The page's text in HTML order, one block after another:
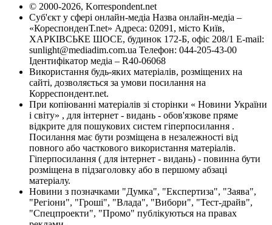
© 2000-2026, Korrespondent.net
Суб'єкт у сфері онлайн-медіа Назва онлайн-медіа –
«КореспонденТ.net» Адреса: 02091, місто Київ,
ХАРКІВСЬКЕ ШОСЕ, будинок 172-Б, офіс 208/1 E-mail:
sunlight@mediadim.com.ua Телефон: 044-205-43-00
Ідентифікатор медіа – R40-06068
Використання будь-яких матеріалів, розміщених на
сайті, дозволяється за умови посилання на
Корреспондент.net.
При копіюванні матеріалів зі сторінки « Новини України
і світу» , для інтернет - видань - обов'язкове пряме
відкрите для пошукових систем гіперпосилання .
Посилання має бути розміщена в незалежності від
повного або часткового використання матеріалів.
Гіперпосилання ( для інтернет - видань) - повинна бути
розміщена в підзаголовку або в першому абзаці
матеріалу.
Новини з позначками "Думка", "Експертиза", "Заява",
"Регіони", "Гроші", "Влада", "Вибори", "Тест-драйв",
"Спецпроекти", "Промо" публікуються на правах